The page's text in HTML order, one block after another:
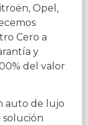
Opel,
Cero a
y
del valor
auto de lujo